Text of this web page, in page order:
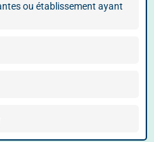
ou établissement ayant